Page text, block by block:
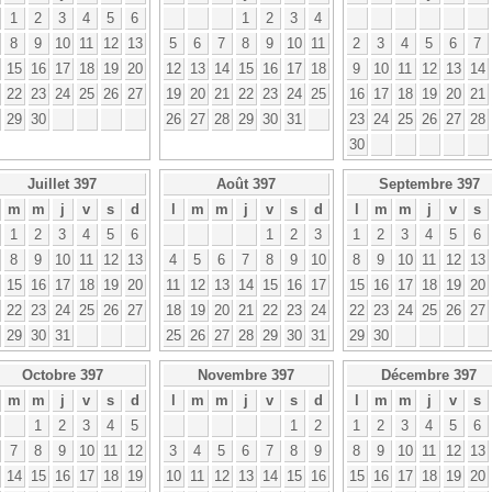
1
2 3 4 5
6
8 9 10 11 12
13
15 16 17 18 19
20
22 23 24 25 26
27
29 30
1
2 3
4
5
6 7 8 9 10
11
12
13 14 15 16 17
18
19
20 21 22 23 24
25
26
27 28 29 30 31
2
3 4 5 6 7
9
10 11 12 13 14
16
17 18 19 20 21
23
24 25 26 27 28
30
Juillet 397
m m j v s
d
1
2 3 4 5
6
8 9 10 11 12
13
15 16 17 18 19
20
22 23 24 25 26
27
29 30 31
Août 397
l
m m j v s
d
1
2
3
4
5 6 7 8 9
10
11
12 13 14 15 16
17
18
19 20 21 22 23
24
25
26 27 28 29 30 31
Septembre 397
l
m m j v s
1
2 3 4 5 6
8
9 10 11 12 13
15
16 17 18 19 20
22
23 24 25 26 27
29 30
Octobre 397
m m j v s
d
1
2 3 4
5
7 8 9 10 11
12
14 15 16 17 18
19
Novembre 397
l
m m j v s
d
1
2
3
4 5 6 7 8
9
10
11 12 13 14 15
16
Décembre 397
l
m m j v s
1
2 3 4 5 6
8
9 10 11 12 13
15
16 17 18 19 20